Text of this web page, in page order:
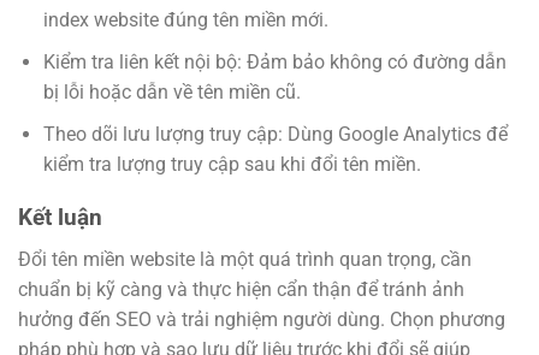
index website đúng tên miền mới.
Kiểm tra liên kết nội bộ: Đảm bảo không có đường dẫn
bị lỗi hoặc dẫn về tên miền cũ.
Theo dõi lưu lượng truy cập: Dùng Google Analytics để
kiểm tra lượng truy cập sau khi đổi tên miền.
Kết luận
Đổi tên miền website là một quá trình quan trọng, cần
chuẩn bị kỹ càng và thực hiện cẩn thận để tránh ảnh
hưởng đến SEO và trải nghiệm người dùng. Chọn phương
pháp phù hợp và sao lưu dữ liệu trước khi đổi sẽ giúp